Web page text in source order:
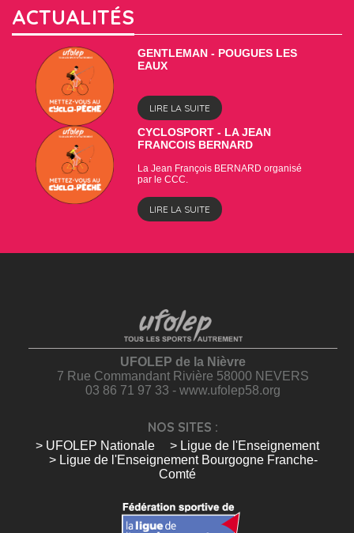
ACTUALITÉS
GENTLEMAN - POUGUES LES
EAUX
LIRE LA SUITE
CYCLOSPORT - LA JEAN
FRANCOIS BERNARD
La Jean François BERNARD organisé
par le CCC.
LIRE LA SUITE
UFOLEP de la Nièvre
7 Rue Commandant Rivière 58000 NEVERS
03 86 71 97 33 - www.ufolep58.org
NOS SITES :
> UFOLEP Nationale
> Ligue de l'Enseignement
> Ligue de l'Enseignement Bourgogne Franche-
Comté